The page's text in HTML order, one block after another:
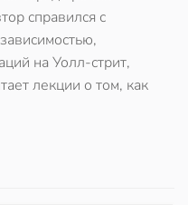
справился с
на Уолл-стрит,
лекции о том, как